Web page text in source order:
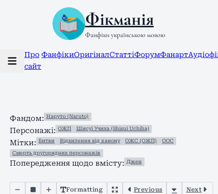
Фікманія
Фанфіки українською мовою
Про
сайт
ФанфікиОригіналСтаттіФорумФанарт
Фандом: Наруто (Naruto)
Персонажі: ОЖП Шисуі Учиха (Shisui Uchiha)
Мітки: Битви Відхилення від канону ОЖС (ОЖП) ООС
Смерть другорядних персонажів
Попередження щодо вмісту: Джен
Formatting Previous Next